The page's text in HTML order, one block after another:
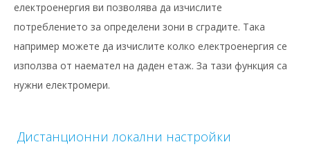
електроенергия ви позволява да изчислите
потреблението за определени зони в сградите. Така
например можете да изчислите колко електроенергия се
използва от наемател на даден етаж. За тази функция са
нужни електромери.
Дистанционни локални настройки